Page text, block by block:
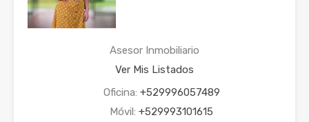
Asesor Inmobiliario
Ver Mis Listados
Oficina: +529996057489
Móvil: +529993101615